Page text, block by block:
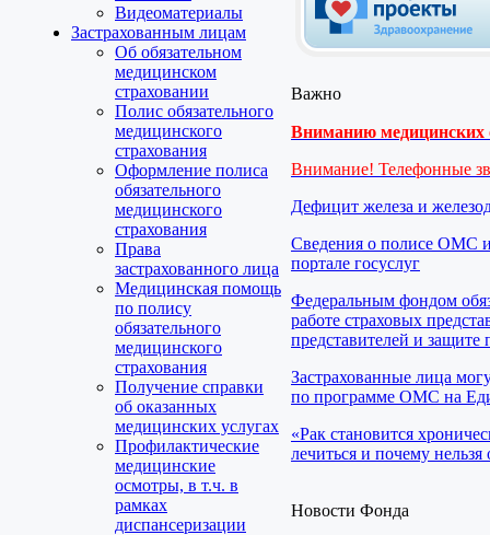
Видеоматериалы
Застрахованным лицам
Об обязательном
медицинском
страховании
Полис обязательного
медицинского
страхования
Оформление полиса
обязательного
медицинского
страхования
Права
застрахованного лица
Медицинская помощь
по полису
обязательного
медицинского
страхования
Получение справки
об оказанных
медицинских услугах
Профилактические
медицинские
осмотры, в т.ч. в
рамках
диспансеризации
Важно
Вниманию медицинских
Внимание! Телефонные
Дефицит железа и
Сведения о полисе ОМС
портале госуслуг
Федеральным фондом
работе страховых
представителей и защите
Застрахованные лица
по программе ОМС на
«Рак становится
лечиться и почему нельзя
Новости Фонда